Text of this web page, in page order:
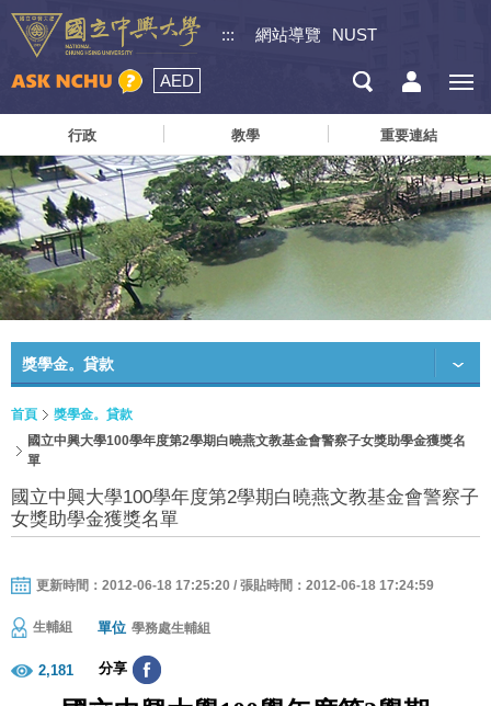
::: 網站導覽 NUST
AED
行政 教學 重要連結
獎學金。貸款
首頁
獎學金。貸款
國立中興大學100學年度第2學期白曉燕文教基金會警察子女獎助學金獲獎名
單
國立中興大學100學年度第2學期白曉燕文教基金會警察子
女獎助學金獲獎名單
更新時間：2012-06-18 17:25:20 / 張貼時間：2012-06-18 17:24:59
生輔組 單位 學務處生輔組
2,181 分享